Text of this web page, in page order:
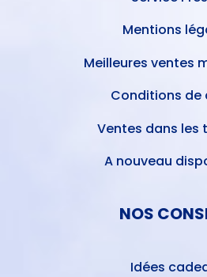
Mentions
Meilleures ventes
Conditions de
Ventes dans les
A nouveau
NOS
Idées